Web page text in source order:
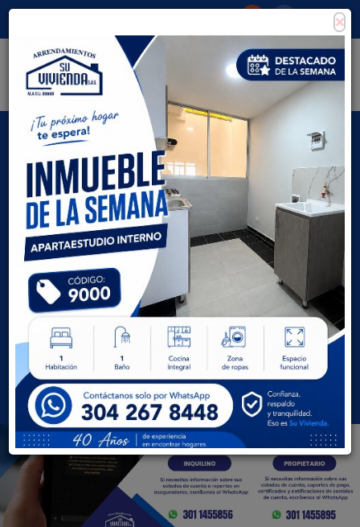
Tipo de inmueble
Todas las ciudades
AVANZADA
BUSCAR
×